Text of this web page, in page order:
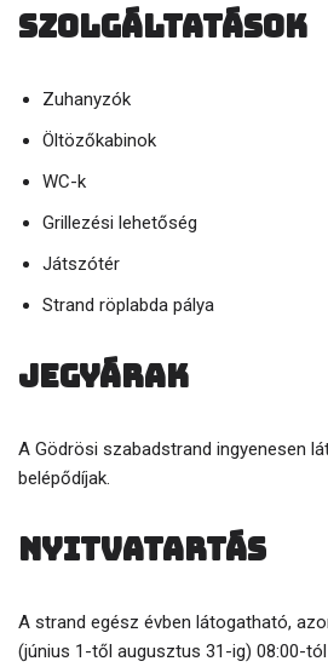
Szolgáltatások
Zuhanyzók
Öltözőkabinok
WC-k
Grillezési lehetőség
Játszótér
Strand röplabda pálya
Jegyárak
A Gödrösi szabadstrand ingyenesen
belépődíjak.
Nyitvatartás
A strand egész évben látogatható,
(június 1-től augusztus 31-ig) 08:00-